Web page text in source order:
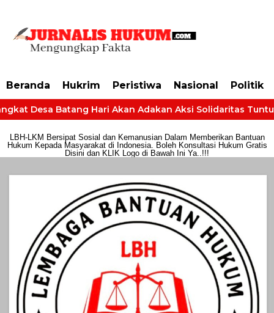
Beranda Hukrim Peristiwa Nasional Politik
Desa Batang Hari Akan Adakan Aksi Solidaritas Tuntut
LBH-LKM Bersipat Sosial dan Kemanusian Dalam Memberikan Bantuan
Hukum Kepada Masyarakat di Indonesia. Boleh Konsultasi Hukum Gratis
Disini dan KLIK Logo di Bawah Ini Ya..!!!